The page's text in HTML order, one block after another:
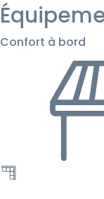
Confort à bord